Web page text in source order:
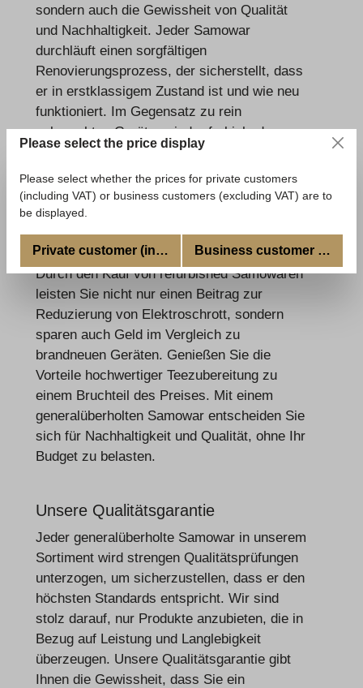
sondern auch die Gewissheit von Qualität
und Nachhaltigkeit. Jeder Samowar
durchläuft einen sorgfältigen
Renovierungsprozess, der sicherstellt, dass
er in erstklassigem Zustand ist und wie neu
funktioniert. Im Gegensatz zu rein
gebrauchten Geräten sind refurbished
Samoware darauf ausgelegt, eine zweite
Lebensdauer zu beginnen und dabei höchste
Standards zu erfüllen.
Umweltfreundlich und Geldsparend
Durch den Kauf von refurbished Samowaren
leisten Sie nicht nur einen Beitrag zur
Reduzierung von Elektroschrott, sondern
sparen auch Geld im Vergleich zu
brandneuen Geräten. Genießen Sie die
Vorteile hochwertiger Teezubereitung zu
einem Bruchteil des Preises. Mit einem
generalüberholten Samowar entscheiden Sie
sich für Nachhaltigkeit und Qualität, ohne Ihr
Budget zu belasten.
Unsere Qualitätsgarantie
Jeder generalüberholte Samowar in unserem
Sortiment wird strengen Qualitätsprüfungen
unterzogen, um sicherzustellen, dass er den
höchsten Standards entspricht. Wir sind
stolz darauf, nur Produkte anzubieten, die in
Bezug auf Leistung und Langlebigkeit
überzeugen. Unsere Qualitätsgarantie gibt
Ihnen die Gewissheit, dass Sie ein
Please select the price display
Please select whether the prices for private customers
(including VAT) or business customers (excluding VAT) are to
be displayed.
Private customer (incl. VAT)Business customer (excl.